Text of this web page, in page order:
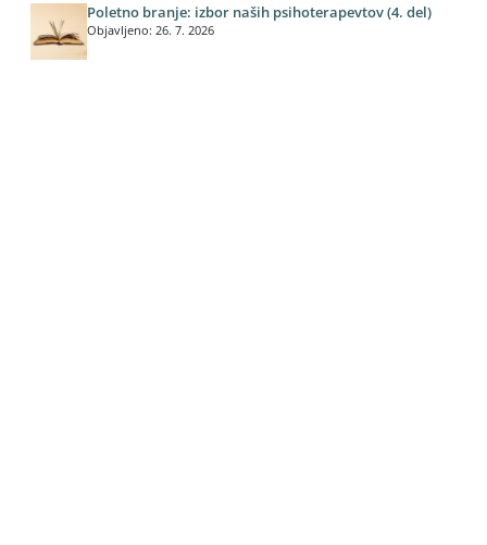
Poletno branje: izbor naših psihoterapevtov (4. del)
Objavljeno: 26. 7. 2026